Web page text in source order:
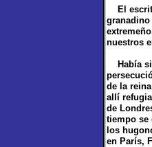
El
granadino
nuestros
Había
de la
allí
de
tiempo se
los
en París,